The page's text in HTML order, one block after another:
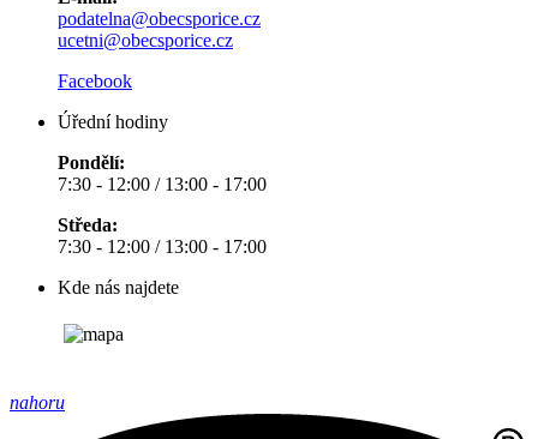
podatelna@obecsporice.cz
ucetni@obecsporice.cz
Facebook
Úřední hodiny
Pondělí:
7:30 - 12:00 / 13:00 - 17:00
Středa:
7:30 - 12:00 / 13:00 - 17:00
Kde nás najdete
nahoru